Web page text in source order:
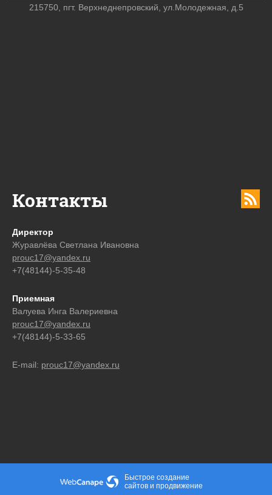
Быстрое создание
сайтови продвижение
Контакты
Директор
Журавлёва Светлана Ивановна
prouc17@yandex.ru
+7(48144)-5-35-48
Приемная
Валуева Инга Валериевна
prouc17@yandex.ru
+7(48144)-5-33-65
E-mail: prouc17@yandex.ru
215750, пгт. Верхнеднепровский, ул.Молодежная, д.5